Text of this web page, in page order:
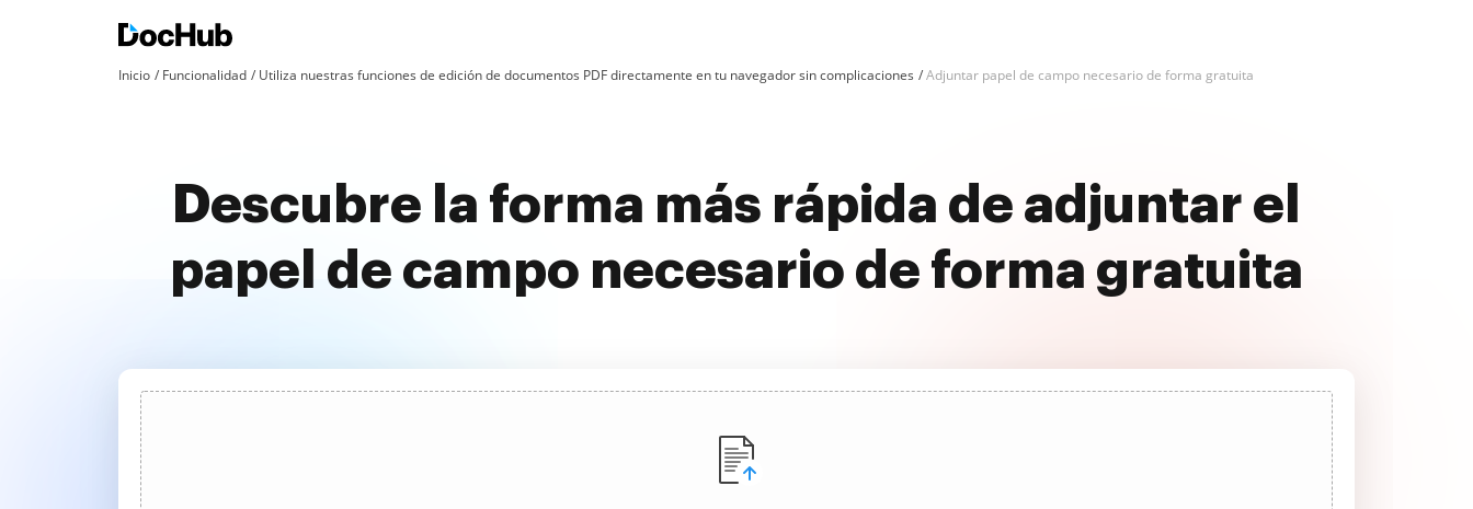
Inicio Funcionalidad Utiliza nuestras funciones de edición de documentos PDF directamente en tu navegador sin complicaciones Adjuntar papel de campo necesario de forma gratuita
Descubre la forma más rápida de adjuntar el
papel de campo necesario de forma gratuita